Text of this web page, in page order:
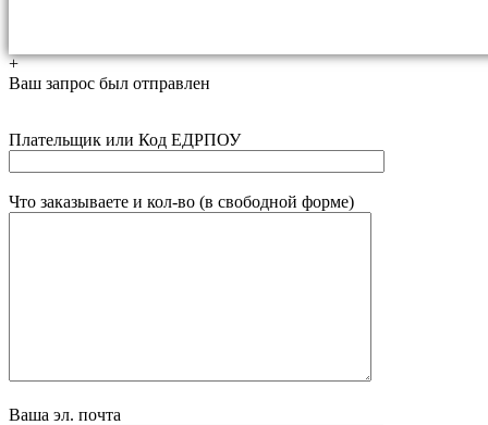
+
Ваш запрос был отправлен
Плательщик или Код ЕДРПОУ
Что заказываете и кол-во (в свободной форме)
Ваша эл. почта